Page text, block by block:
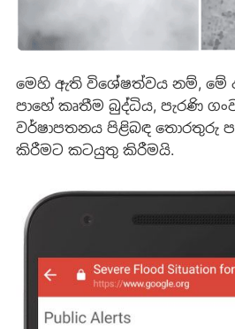
මෙහි ඇති විශේෂත්වය නම්, මේ
පාහේ කෘතීම බුද්ධිය, පැරණි
වර්ෂාපතනය පිළිබඳ තොරතුරු
කිරීමට කටයුතු කිරීමයි.